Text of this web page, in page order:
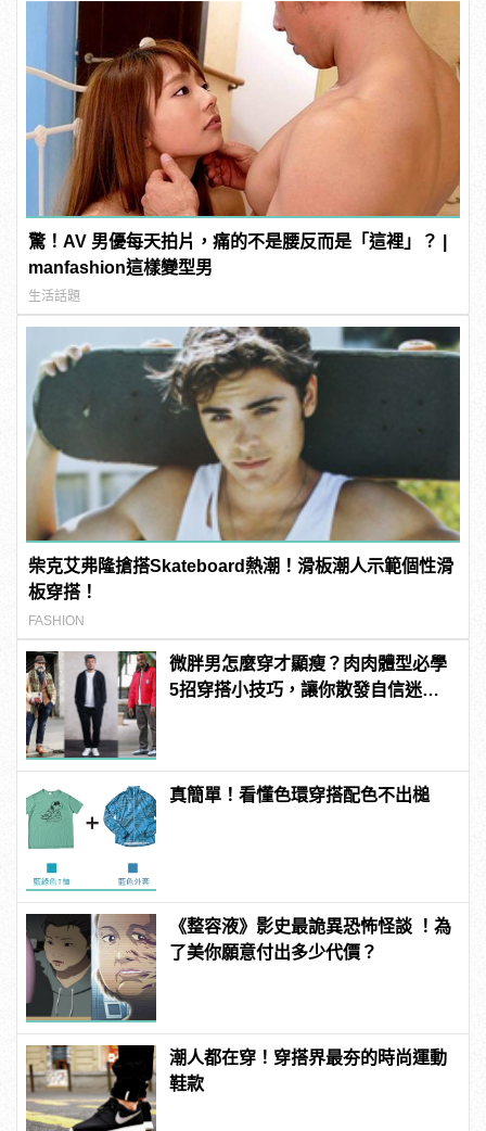
驚！AV 男優每天拍片，痛的不是腰反而是「這裡」？ |
manfashion這樣變型男
生活話題
柴克艾弗隆搶搭Skateboard熱潮！滑板潮人示範個性滑
板穿搭！
FASHION
微胖男怎麼穿才顯瘦？肉肉體型必學
5招穿搭小技巧，讓你散發自信迷人
真簡單！看懂色環穿搭配色不出槌
《整容液》影史最詭異恐怖怪談 ！為
了美你願意付出多少代價？
潮人都在穿！穿搭界最夯的時尚運動
鞋款